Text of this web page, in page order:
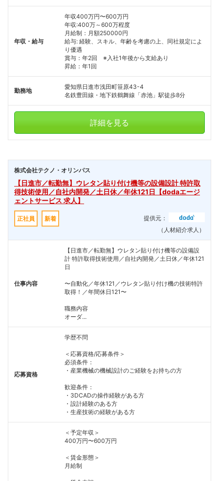
年収・給与
年収400万円〜600万円
年収:400万～600万程度
月給制：月額250000円
給与: 経験、スキル、年齢を考慮の上、同社規定によ
り優遇
賞与：年2回 ※入社1年後から支給あり
昇給：年1回
勤務地
愛知県日進市浅田町笹原43-4
名鉄豊田線・地下鉄鶴舞線「赤池」駅徒歩8分
詳細を見る
株式会社テクノ・オリンパス
【日進市／転勤無】ウレタン貼り付け機等の設備設計 特許取
得技術使用／自社内開発／土日休／年休121日【dodaエージ
ェントサービス 求人】
正社員 新着
提供元：
（人材紹介求人）
仕事内容
【日進市／転勤無】ウレタン貼り付け機等の設備設
計 特許取得技術使用／自社内開発／土日休／年休121
日
〜自動化／年休121／ウレタン貼り付け機の技術特許
取得！／年間休日121〜
職務内容
オーダ...
応募資格
学歴不問
＜応募資格/応募条件＞
必須条件：
・産業機械の機械設計のご経験をお持ちの方
歓迎条件：
・3DCADの操作経験がある方
・設計経験のある方
・生産技術の経験がある方
＜予定年収＞
400万円〜600万円
＜賃金形態＞
月給制